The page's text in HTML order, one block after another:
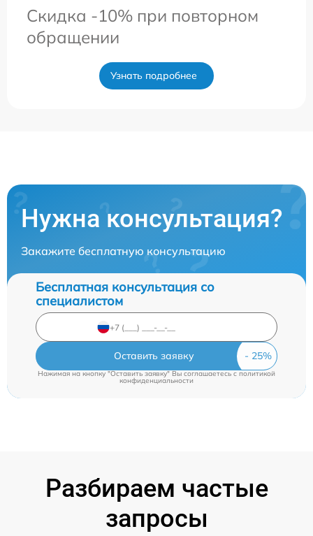
Скидка -10% при повторном
обращении
Узнать подробнее
Нужна консультация?
Закажите бесплатную консультацию
Бесплатная консультация со
специалистом
Оставить заявку
Нажимая на кнопку "Оставить заявку" Вы соглашаетесь c политикой
конфиденциальности
Разбираем частые
запросы